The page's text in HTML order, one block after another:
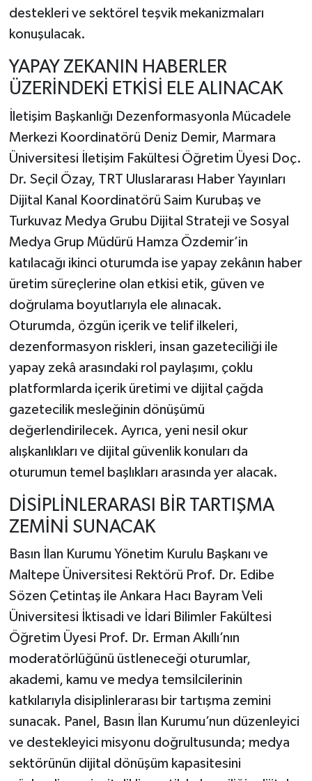
destekleri ve sektörel teşvik mekanizmaları
konuşulacak.
YAPAY ZEKANIN HABERLER
ÜZERİNDEKİ ETKİSİ ELE ALINACAK
İletişim Başkanlığı Dezenformasyonla Mücadele
Merkezi Koordinatörü Deniz Demir, Marmara
Üniversitesi İletişim Fakültesi Öğretim Üyesi Doç.
Dr. Seçil Özay, TRT Uluslararası Haber Yayınları
Dijital Kanal Koordinatörü Saim Kurubaş ve
Turkuvaz Medya Grubu Dijital Strateji ve Sosyal
Medya Grup Müdürü Hamza Özdemir’in
katılacağı ikinci oturumda ise yapay zekânın haber
üretim süreçlerine olan etkisi etik, güven ve
doğrulama boyutlarıyla ele alınacak.
Oturumda, özgün içerik ve telif ilkeleri,
dezenformasyon riskleri, insan gazeteciliği ile
yapay zekâ arasındaki rol paylaşımı, çoklu
platformlarda içerik üretimi ve dijital çağda
gazetecilik mesleğinin dönüşümü
değerlendirilecek. Ayrıca, yeni nesil okur
alışkanlıkları ve dijital güvenlik konuları da
oturumun temel başlıkları arasında yer alacak.
DİSİPLİNLERARASI BİR TARTIŞMA
ZEMİNİ SUNACAK
Basın İlan Kurumu Yönetim Kurulu Başkanı ve
Maltepe Üniversitesi Rektörü Prof. Dr. Edibe
Sözen Çetintaş ile Ankara Hacı Bayram Veli
Üniversitesi İktisadi ve İdari Bilimler Fakültesi
Öğretim Üyesi Prof. Dr. Erman Akıllı’nın
moderatörlüğünü üstleneceği oturumlar,
akademi, kamu ve medya temsilcilerinin
katkılarıyla disiplinlerarası bir tartışma zemini
sunacak. Panel, Basın İlan Kurumu’nun düzenleyici
ve destekleyici misyonu doğrultusunda; medya
sektörünün dijital dönüşüm kapasitesini